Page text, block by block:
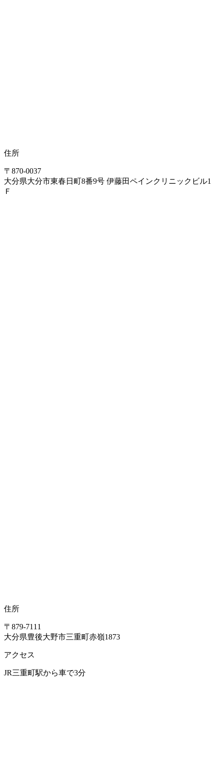
住所
〒870-0037
大分県大分市東春日町8番9号 伊藤田ペインクリニックビル1
Ｆ
住所
〒879-7111
大分県豊後大野市三重町赤嶺1873
アクセス
JR三重町駅から車で3分